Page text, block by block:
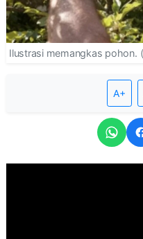
Ilustrasi memangkas pohon.
A+